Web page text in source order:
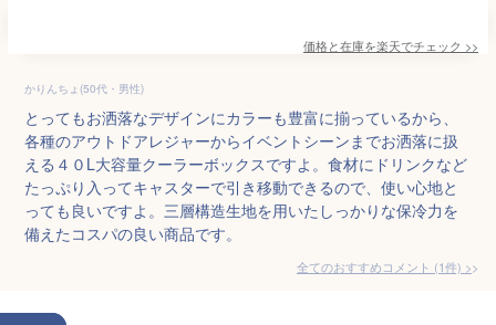
価格と在庫を楽天でチェック >>
かりんちょ(50代・男性)
とってもお洒落なデザインにカラーも豊富に揃っているから、
各種のアウトドアレジャーからイベントシーンまでお洒落に扱
える４０L大容量クーラーボックスですよ。食材にドリンクなど
たっぷり入ってキャスターで引き移動できるので、使い心地と
っても良いですよ。三層構造生地を用いたしっかりな保冷力を
備えたコスパの良い商品です。
全てのおすすめコメント (1件) >